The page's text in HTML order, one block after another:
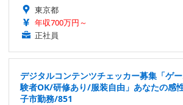
東京都
年収700万円～
正社員
デジタルコンテンツチェッカー募集「ゲ
験者OK/研修あり/服装自由」あなたの感
子市勤務/851